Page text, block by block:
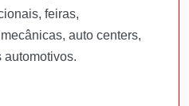
feiras,
auto centers,
automotivos.